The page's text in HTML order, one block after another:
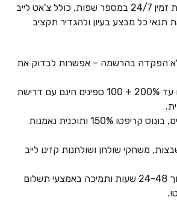
ראשונה. שירות הלקוחות זמין 24/7 במספר שפות, כולל צ'אט לייב
תנאי כל מבצע בעיון ולהגדיר תקציב
ללא הפקדה בהרשמה – אפשרות לבדוק את
חבילת קבלת פנים עד 200% + 100 ספינים חינם עם דרישת
בונוסי רילוד שבועיים, בונוס קריפטו 150% ותוכנית נאמנות
משחקי שולחן ושולחנות קזינו לייב
משיכות מהירות תוך 24-48 שעות ותמיכה באמצעי תשלום